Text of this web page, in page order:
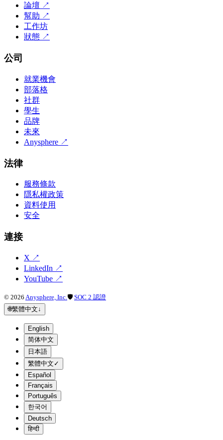
論壇 ↗
幫助 ↗
工作坊
狀態 ↗
公司
就業機會
部落格
社群
學生
品牌
未來
Anysphere ↗
法律
服務條款
隱私權政策
資料使用
安全
連接
X ↗
LinkedIn ↗
YouTube ↗
© 2026 Anysphere, Inc. 🛡 SOC 2 認證
🌐繁體中文↓
English
简体中文
日本語
繁體中文 ✓
Español
Français
Português
한국어
Deutsch
हिन्दी